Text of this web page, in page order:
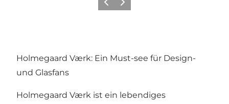
ZurückWeiter
Holmegaard Værk: Ein Must-see für Design-
und Glasfans
Holmegaard Værk ist ein lebendiges